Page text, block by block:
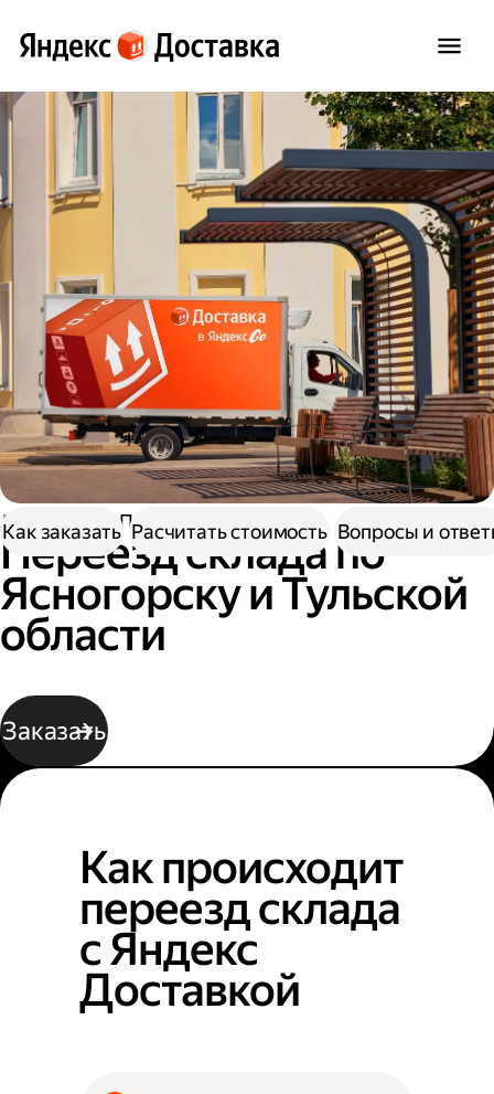
Доставка Переезд склада
Переезд склада по
Ясногорску и Тульской
области
Заказать
Как заказать Расчитать стоимость Вопросы и
Как происходит
переезд склада
с Яндекс
Доставкой